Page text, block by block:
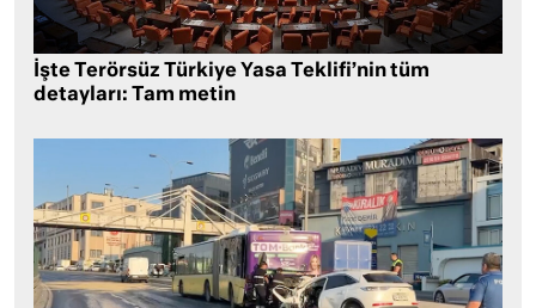
İşte Terörsüz Türkiye Yasa Teklifi’nin tüm
detayları: Tam metin